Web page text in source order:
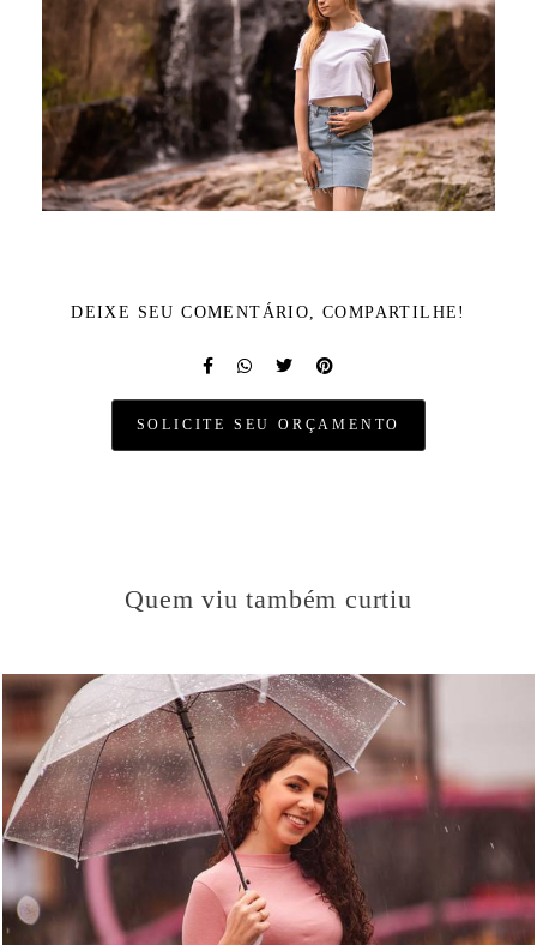
DEIXE SEU COMENTÁRIO, COMPARTILHE!
SOLICITE SEU ORÇAMENTO
Quem viu também curtiu
846 2